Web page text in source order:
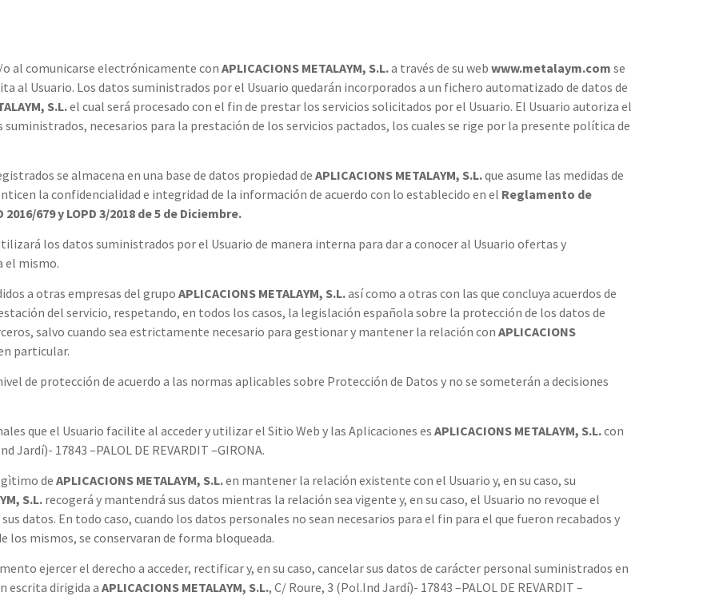
al comunicarse electrónicamente con APLICACIONS METALAYM, S.L.a través de su web www.metalaym.com se
al Usuario. Los datos suministrados por el Usuario quedarán incorporados a un fichero automatizado de datos de
S.L.el cual será procesado con el fin de prestar los servicios solicitados por el Usuario. El Usuario autoriza el
necesarios para la prestación de los servicios pactados, los cuales se rige por la presente política de
se almacena en una base de datos propiedad de APLICACIONS METALAYM, S.L.que asume las medidas de
la confidencialidad e integridad de la información de acuerdo con lo establecido en el Reglamento de
679 y LOPD 3/2018 de 5 de Diciembre.
los datos suministrados por el Usuario de manera interna para dar a conocer al Usuario ofertas y
el mismo.
a otras empresas del grupo APLICACIONS METALAYM, S.L.así como a otras con las que concluya acuerdos de
del servicio, respetando, en todos los casos, la legislación española sobre la protección de los datos de
salvo cuando sea estrictamente necesario para gestionar y mantener la relación con APLICACIONS
particular.
de protección de acuerdo a las normas aplicables sobre Protección de Datos y no se someterán a decisiones
que el Usuario facilite al acceder y utilizar el Sitio Web y las Aplicaciones es APLICACIONS METALAYM, S.L.con
17843 –PALOL DE REVARDIT –GIRONA.
de APLICACIONS METALAYM, S.L.en mantener la relación existente con el Usuario y, en su caso, su
S.L. recogerá y mantendrá sus datos mientras la relación sea vigente y, en su caso, el Usuario no revoque el
datos. En todo caso, cuando los datos personales no sean necesarios para el fin para el que fueron recabados y
los mismos, se conservaran de forma bloqueada.
ejercer el derecho a acceder, rectificar y, en su caso, cancelar sus datos de carácter personal suministrados en
escrita dirigida a APLICACIONS METALAYM, S.L., C/ Roure, 3 (Pol.Ind Jardí)- 17843 –PALOL DE REVARDIT –